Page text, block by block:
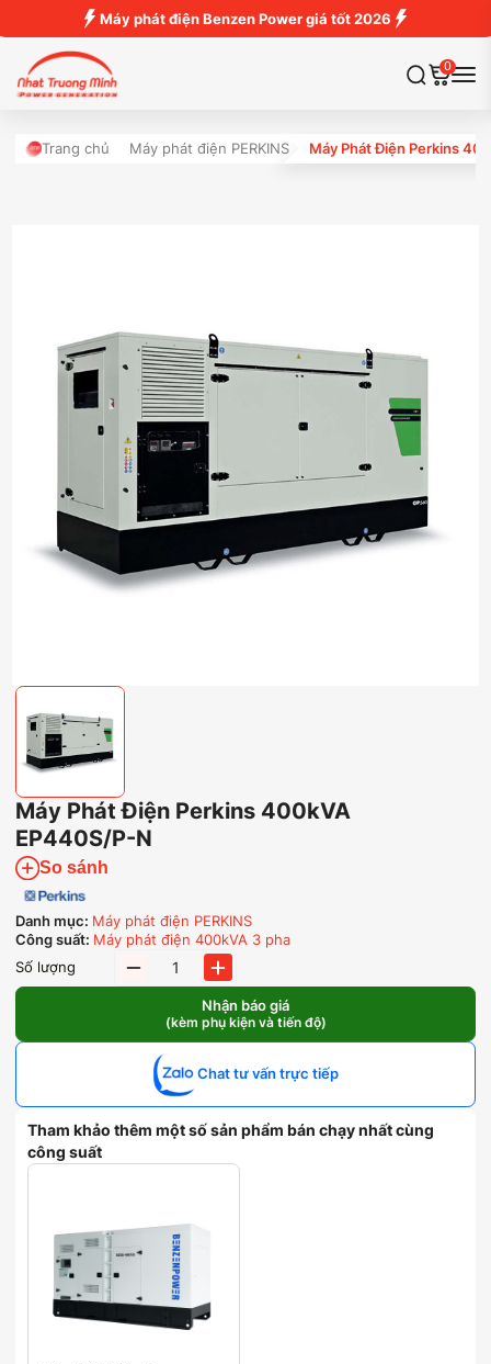
Máy phát điện Benzen Power giá tốt 2026
0
Trang chủ Máy phát điện PERKINS Máy Phát Điện Perkins
Máy Phát Điện Perkins 400kVA
EP440S/P-N
So sánh
Danh mục: Máy phát điện PERKINS
Công suất: Máy phát điện 400kVA 3 pha
Số lượng
Máy
Phát
Perkins
400kVA
EP440S/P-
N
số
lượng
Nhận báo giá
(kèm phụ kiện và tiến độ)
Chat tư vấn trực tiếp
Tham khảo thêm một số sản phẩm bán chạy nhất cùng
công suất